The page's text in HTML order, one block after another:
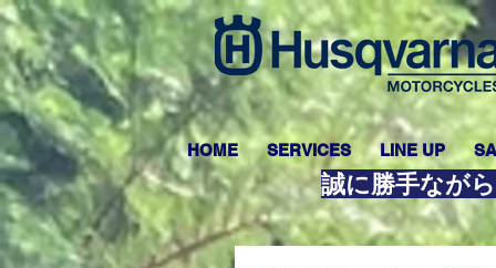
HOME SERVICES LINE UP
誠に勝手なが